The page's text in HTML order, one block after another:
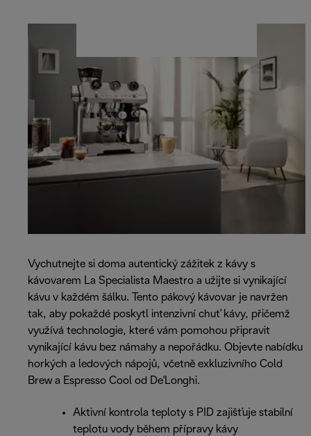
Vychutnejte si doma autentický zážitek z kávy s
kávovarem La Specialista Maestro a užijte si vynikající
kávu v každém šálku. Tento pákový kávovar je navržen
tak, aby pokaždé poskytl intenzivní chuť kávy, přičemž
využívá technologie, které vám pomohou připravit
vynikající kávu bez námahy a nepořádku. Objevte nabídku
horkých a ledových nápojů, včetně exkluzivního Cold
Brew a Espresso Cool od De'Longhi.
Aktivní kontrola teploty s PID zajišťuje stabilní
teplotu vody během přípravy kávy